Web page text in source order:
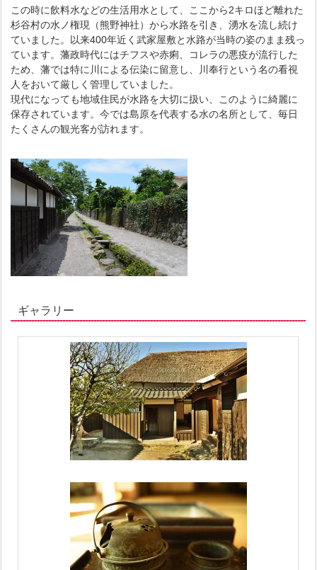
この時に飲料水などの生活用水として、ここから2キロほど離れた
杉谷村の水ノ権現（熊野神社）から水路を引き、湧水を流し続け
ていました。以来400年近く武家屋敷と水路が当時の姿のまま残っ
ています。藩政時代にはチフスや赤痢、コレラの悪疫が流行した
ため、藩では特に川による伝染に留意し、川奉行という名の看視
人をおいて厳しく管理していました。
現代になっても地域住民が水路を大切に扱い、このように綺麗に
保存されています。今では島原を代表する水の名所として、毎日
たくさんの観光客が訪れます。
ギャラリー